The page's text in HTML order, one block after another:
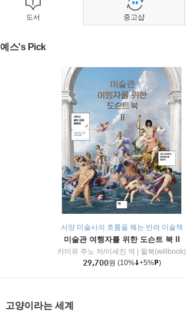
도서
예스's Pick
서양 미술사의 흐름을 꿰는 반려 미술책
미술관 여행자를 위한 도슨트 북 II
카미유 주노 저/이세진 역
윌북(willbook)
29,700원 (10% +5% )
고양이라는 세계
중고샵